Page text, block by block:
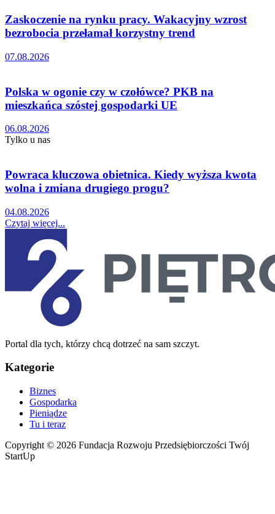
Zaskoczenie na rynku pracy. Wakacyjny wzrost
bezrobocia przełamał korzystny trend
07.08.2026
Polska w ogonie czy w czołówce? PKB na
mieszkańca szóstej gospodarki UE
06.08.2026
Tylko u nas
Powraca kluczowa obietnica. Kiedy wyższa kwota
wolna i zmiana drugiego progu?
04.08.2026
Czytaj więcej...
Portal dla tych, którzy chcą dotrzeć na sam szczyt.
Kategorie
Biznes
Gospodarka
Pieniądze
Tu i teraz
Copyright © 2026 Fundacja Rozwoju Przedsiębiorczości Twój
StartUp